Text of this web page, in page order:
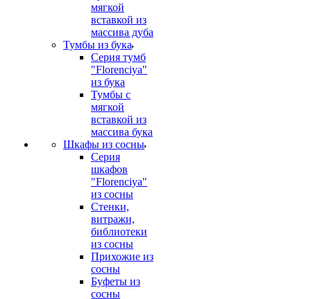
мягкой
вставкой из
массива дуба
Тумбы из бука
Серия тумб
"Florenciya"
из бука
Тумбы с
мягкой
вставкой из
массива бука
Шкафы из сосны
Серия
шкафов
"Florenciya"
из сосны
Стенки,
витражи,
библиотеки
из сосны
Прихожие из
сосны
Буфеты из
сосны